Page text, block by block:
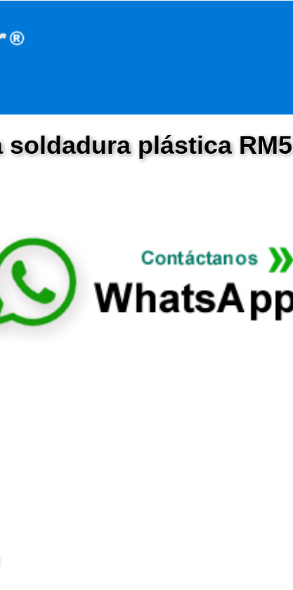
soldadura plástica RM5